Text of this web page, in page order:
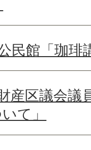
民館「珈琲
産区議会議
て」